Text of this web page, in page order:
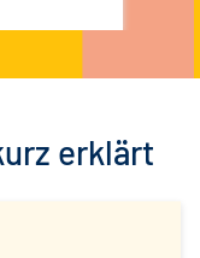
erklärt